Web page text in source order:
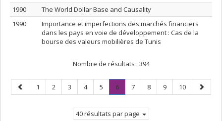
1990
The World Dollar Base and Causality
1990
Importance et imperfections des marchés financiers
dans les pays en voie de développement : Cas de la
bourse des valeurs mobilières de Tunis
Nombre de résultats : 394
Page
précédente
Page
1 Page
2 Page
3 Page
4 Page
5 Page
6.
Page
Page
7 Page
8 Page
9 Page
10
Page
40 résultats par page